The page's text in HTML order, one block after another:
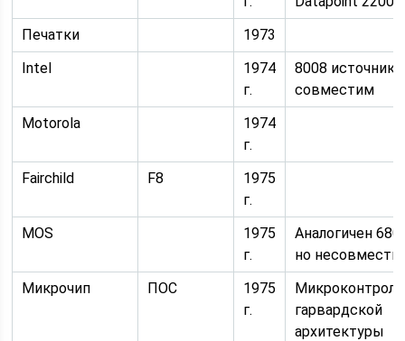
Печатки
1973
Intel
1974
г.
8008 источник
совместим
Motorola
1974
г.
Fairchild
F8
1975
г.
MOS
1975
г.
Аналогичен
но
Микрочип
ПОС
1975
г.
гарвардской
архитектуры